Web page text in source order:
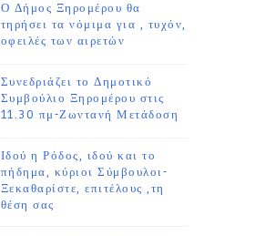
Ο Δήμος Ξηρομέρου θα
τηρήσει τα νόμιμα για , τυχόν,
οφειλές των αιρετών
Συνεδριάζει το Δημοτικό
Συμβούλιο Ξηρομέρου στις
11.30 πμ-Ζωντανή Μετάδοση
Ιδού η Ρόδος, ιδού και το
πήδημα, κύριοι Σύμβουλοι-
Ξεκαθαρίστε, επιτέλους ,τη
θέση σας